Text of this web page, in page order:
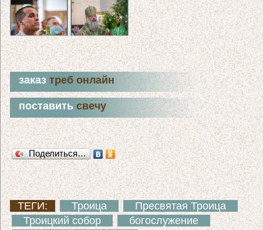
заказтреб онлайн
поставитьсвечу
Поделиться…
ТЕГИ: Троица
Пресвятая Троица
Троицкий собор
богослужение